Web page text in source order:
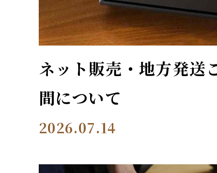
ネット販売・地方発送
間について
2026.07.14